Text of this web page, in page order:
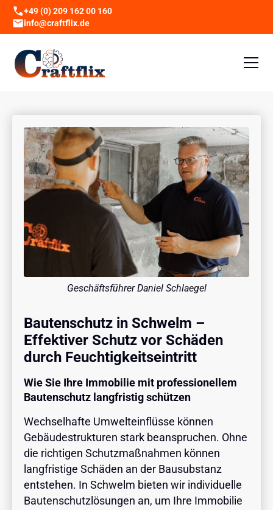
+49 (0) 209 162 00 160
info@craftflix.de
Bautenschutz in Schwelm –
Effektiver Schutz vor Schäden
durch Feuchtigkeitseintritt
Wie Sie Ihre Immobilie mit professionellem
Bautenschutz langfristig schützen
Wechselhafte Umwelteinflüsse können
Gebäudestrukturen stark beanspruchen. Ohne
die richtigen Schutzmaßnahmen können
langfristige Schäden an der Bausubstanz
entstehen. In Schwelm bieten wir individuelle
Bautenschutzlösungen an, um Ihre Immobilie
Geschäftsführer Daniel Schlaegel